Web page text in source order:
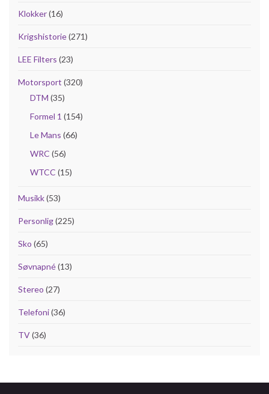
Klokker(16)
Krigshistorie(271)
LEE Filters (23)
Motorsport (320)
DTM (35)
Formel 1 (154)
Le Mans (66)
WRC (56)
WTCC (15)
Musikk(53)
Personlig(225)
Sko (65)
Søvnapné(13)
Stereo (27)
Telefoni(36)
TV(36)